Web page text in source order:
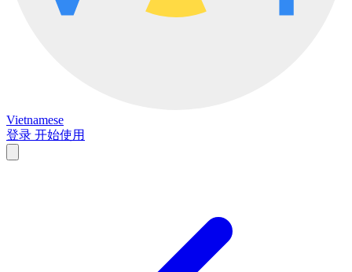
Vietnamese
登录 开始使用